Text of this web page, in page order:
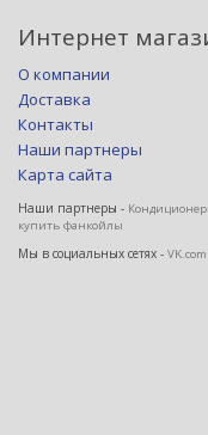
Интернет
О компании
Доставка
Контакты
Наши партнеры
Карта сайта
Наши партнеры -
купить фанкойлы
Мы в социальных сетях - VK.com